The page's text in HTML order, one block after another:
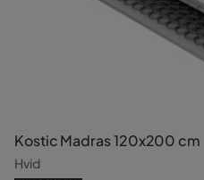
Kostic Madras 120x200 cm
Hvid